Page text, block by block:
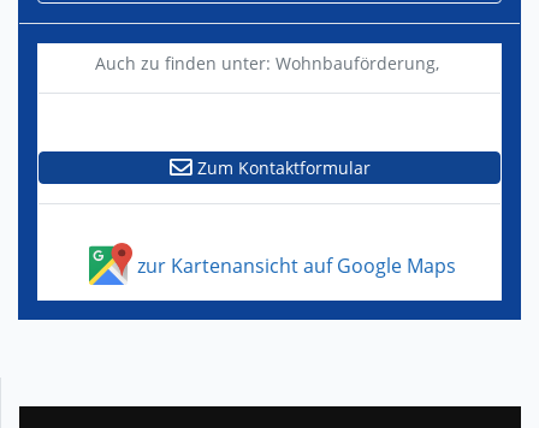
Auch zu finden unter: Wohnbauförderung,
Zum Kontaktformular
zur Kartenansicht auf Google Maps